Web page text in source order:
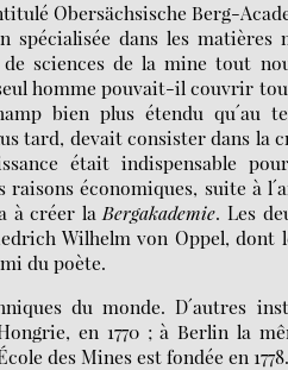
Obersächsische Berg-
dans les matières
sciences de la mine tout
homme pouvait-il couvrir
bien plus étendu qu´au
tard, devait consister dans la
était indispensable
économiques, suite à
à créer la Bergakademie. Les
Wilhelm von Oppel, dont
du poète.
du monde. D´autres
en 1770 ; à Berlin la
des Mines est fondée en 1778.